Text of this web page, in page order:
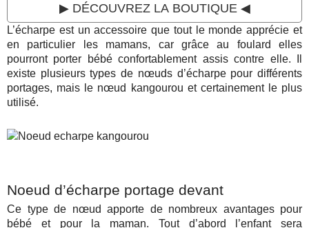
▶ DÉCOUVREZ LA BOUTIQUE ◀
L’écharpe est un accessoire que tout le monde apprécie et
en particulier les mamans, car grâce au foulard elles
pourront porter bébé confortablement assis contre elle. Il
existe plusieurs types de nœuds d’écharpe pour différents
portages, mais le nœud kangourou et certainement le plus
utilisé.
Noeud d’écharpe portage devant
Ce type de nœud apporte de nombreux avantages pour
bébé et pour la maman. Tout d’abord l’enfant sera